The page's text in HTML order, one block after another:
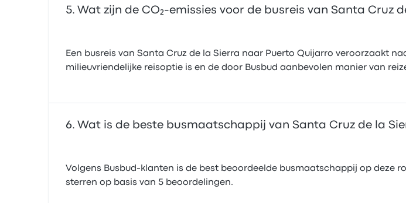
Wat zijn de CO₂-emissies voor de busreis van Santa Cruz
Een busreis van Santa Cruz de la Sierra naar Puerto Quijarro veroorzaakt
milieuvriendelijke reisoptie is en de door Busbud aanbevolen manier van
Wat is de beste busmaatschappij van Santa Cruz de la
Volgens Busbud-klanten is de best beoordeelde busmaatschappij op deze
sterren op basis van 5 beoordelingen.